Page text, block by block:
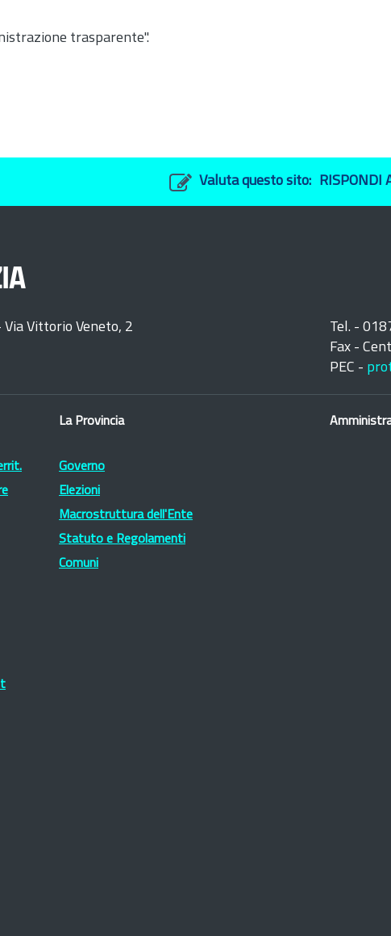
trasparente".
Valuta questo sito: RISPONDI
Vittorio Veneto, 2
Tel. -
Fax -
PEC -
La Provincia
Governo
Elezioni
Macrostruttura dell'Ente
Statuto e Regolamenti
Comuni